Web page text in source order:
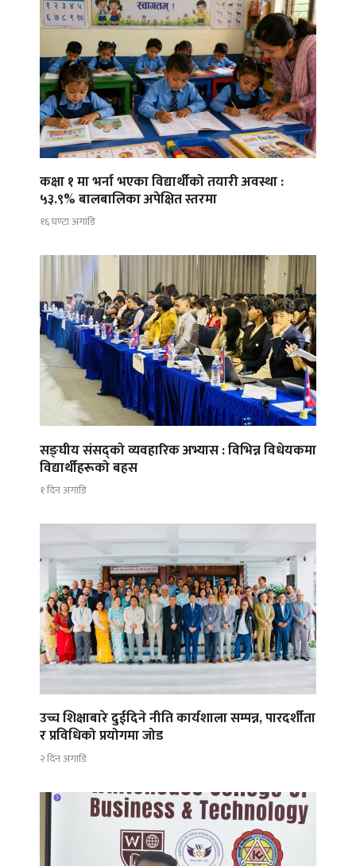
कक्षा १ मा भर्ना भएका विद्यार्थीको तयारी अवस्था :
५३.९% बालबालिका अपेक्षित स्तरमा
१६ घण्टा अगाडि
सङ्घीय संसद्को व्यवहारिक अभ्यास : विभिन्न विधेयकमा
विद्यार्थीहरूको बहस
१ दिन अगाडि
उच्च शिक्षाबारे दुईदिने नीति कार्यशाला सम्पन्न, पारदर्शीता
र प्रविधिको प्रयोगमा जोड
२ दिन अगाडि